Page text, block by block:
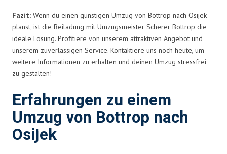
Fazit: Wenn du einen günstigen Umzug von Bottrop nach Osijek
planst, ist die Beiladung mit Umzugsmeister Scherer Bottrop die
ideale Lösung. Profitiere von unserem attraktiven Angebot und
unserem zuverlässigen Service. Kontaktiere uns noch heute, um
weitere Informationen zu erhalten und deinen Umzug stressfrei
zu gestalten!
Erfahrungen zu einem
Umzug von Bottrop nach
Osijek